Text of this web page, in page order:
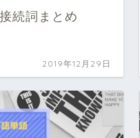
続詞まとめ
2019年12月29日